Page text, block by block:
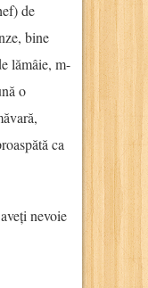
de
bine
lămâie, m-
o
ca
nevoie